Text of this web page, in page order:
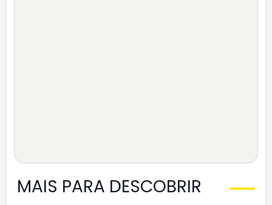
MAIS PARA DESCOBRIR